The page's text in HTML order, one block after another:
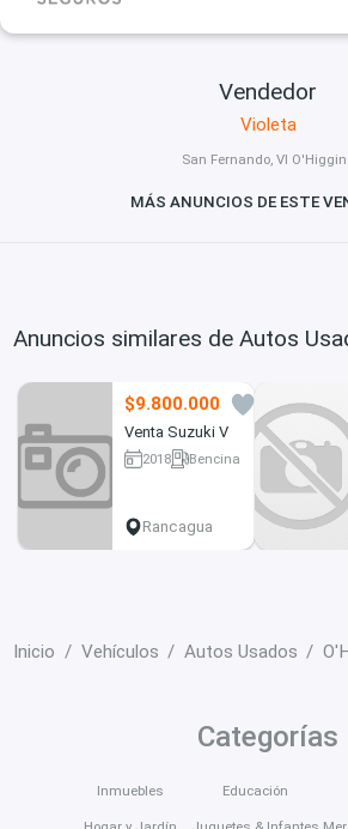
Vendedor
Violeta
San Fernando, VI
MÁS ANUNCIOS DE ESTE
Anuncios similares de Autos
$9.800.000
Venta Suzuki V
2018
Bencina
Rancagua
Inicio Vehículos Autos Usados
Categorías
Inmuebles Educación